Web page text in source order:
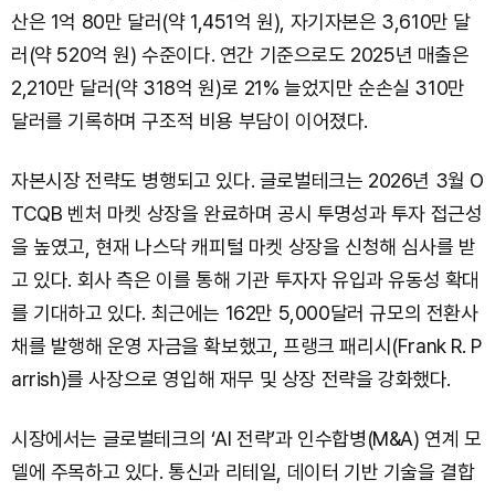
산은 1억 80만 달러(약 1,451억 원), 자기자본은 3,610만 달
러(약 520억 원) 수준이다. 연간 기준으로도 2025년 매출은
2,210만 달러(약 318억 원)로 21% 늘었지만 순손실 310만
달러를 기록하며 구조적 비용 부담이 이어졌다.
자본시장 전략도 병행되고 있다. 글로벌테크는 2026년 3월 O
TCQB 벤처 마켓 상장을 완료하며 공시 투명성과 투자 접근성
을 높였고, 현재 나스닥 캐피털 마켓 상장을 신청해 심사를 받
고 있다. 회사 측은 이를 통해 기관 투자자 유입과 유동성 확대
를 기대하고 있다. 최근에는 162만 5,000달러 규모의 전환사
채를 발행해 운영 자금을 확보했고, 프랭크 패리시(Frank R. P
arrish)를 사장으로 영입해 재무 및 상장 전략을 강화했다.
시장에서는 글로벌테크의 ‘AI 전략’과 인수합병(M&A) 연계 모
델에 주목하고 있다. 통신과 리테일, 데이터 기반 기술을 결합